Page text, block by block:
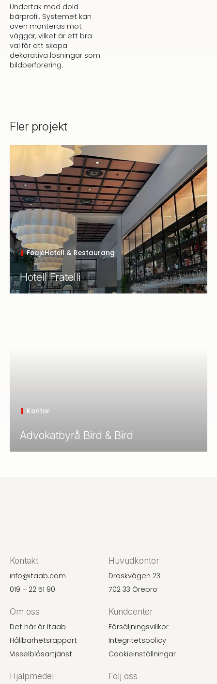
Undertak med dold
bärprofil. Systemet kan
även monteras mot
väggar, vilket är ett bra
val för att skapa
dekorativa lösningar som
bildperforering.
Fler projekt
Hotell Fratelli
FoajéHotell & Restaurang
Advokatbyrå Bird & Bird
Kontor
Kontakt
info@itaab.com
019 – 22 51 90
Huvudkontor
Droskvägen 23
702 33 Örebro
Om oss
Det här är Itaab
Hållbarhetsrapport
Visselblåsartjänst
Kundcenter
Försäljningsvillkor
Integritetspolicy
Cookieinställningar
Hjälpmedel Följ oss